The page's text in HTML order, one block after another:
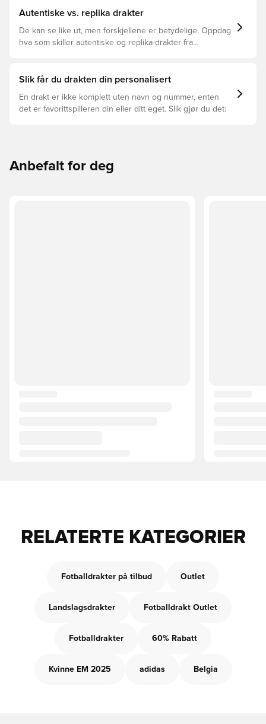
Autentiske vs. replika drakter
De kan se like ut, men forskjellene er betydelige. Oppdag
hva som skiller autentiske og replika-drakter fra
Slik får du drakten din personalisert
En drakt er ikke komplett uten navn og nummer, enten
det er favorittspilleren din eller ditt eget. Slik gjør du det:
Anbefalt for deg
RELATERTE KATEGORIER
Fotballdrakter på tilbud Outlet
Landslagsdrakter Fotballdrakt Outlet
Fotballdrakter 60% Rabatt
Kvinne EM 2025 adidas Belgia